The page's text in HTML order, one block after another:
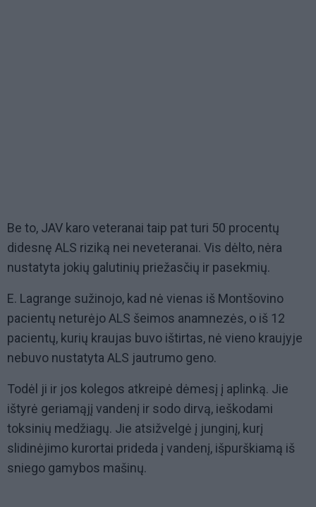
Be to, JAV karo veteranai taip pat turi 50 procentų
didesnę ALS riziką nei neveteranai. Vis dėlto, nėra
nustatyta jokių galutinių priežasčių ir pasekmių.
E. Lagrange sužinojo, kad nė vienas iš Montšovino
pacientų neturėjo ALS šeimos anamnezės, o iš 12
pacientų, kurių kraujas buvo ištirtas, nė vieno kraujyje
nebuvo nustatyta ALS jautrumo geno.
Todėl ji ir jos kolegos atkreipė dėmesį į aplinką. Jie
ištyrė geriamąjį vandenį ir sodo dirvą, ieškodami
toksinių medžiagų. Jie atsižvelgė į junginį, kurį
slidinėjimo kurortai prideda į vandenį, išpurškiamą iš
sniego gamybos mašinų.